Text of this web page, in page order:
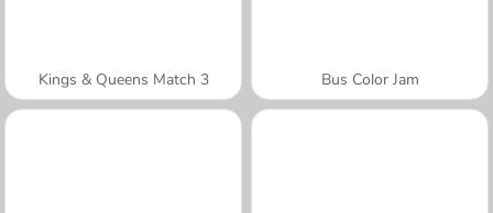
Kings & Queens Match 3 Bus Color Jam